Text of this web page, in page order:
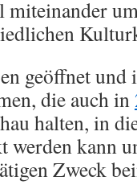
geöffnet und
die auch in
halten, in
werden kann
Zweck